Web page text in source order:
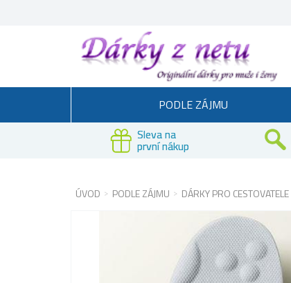
PODLE ZÁJMU
Sleva na
první nákup
ÚVOD PODLE ZÁJMU DÁRKY PRO CESTOVATELE